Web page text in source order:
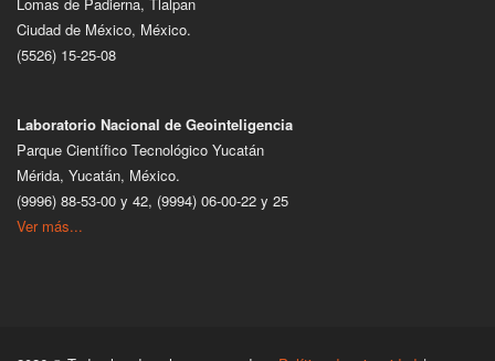
Lomas de Padierna, Tlalpan
Ciudad de México, México.
(5526) 15-25-08
Laboratorio Nacional de Geointeligencia
Parque Científico Tecnológico Yucatán
Mérida, Yucatán, México.
(9996) 88-53-00 y 42, (9994) 06-00-22 y 25
Ver más...